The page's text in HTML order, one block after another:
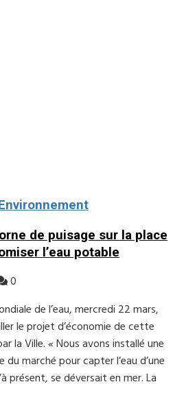
de puisage sur la place
l’eau potable
0
de l’eau, mercredi 22 mars,
le projet d’économie de cette
la Ville. « Nous avons installé une
marché pour capter l’eau d’une
présent, se déversait en mer. La